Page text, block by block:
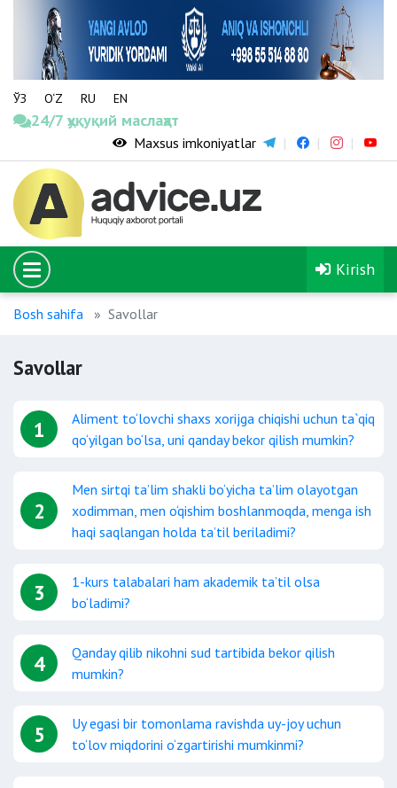
ЎЗ O‘Z RU EN
24/7 ҳуқуқий маслаҳат
Maxsus imkoniyatlar
Kirish
Bosh sahifa Savollar
Savollar
1
Aliment to‘lovchi shaxs xorijga chiqishi uchun ta`qiq
qo‘yilgan bo‘lsa, uni qanday bekor qilish mumkin?
2
Men sirtqi taʼlim shakli bo‘yicha taʼlim olayotgan
xodimman, men o‘qishim boshlanmoqda, menga ish
haqi saqlangan holda taʼtil beriladimi?
3
1-kurs talabalari ham akademik ta’til olsa
bo‘ladimi?
4
Qanday qilib nikohni sud tartibida bekor qilish
mumkin?
5
Uy egasi bir tomonlama ravishda uy-joy uchun
to‘lov miqdorini o‘zgartirishi mumkinmi?